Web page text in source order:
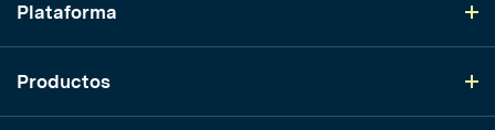
Plataforma
Productos